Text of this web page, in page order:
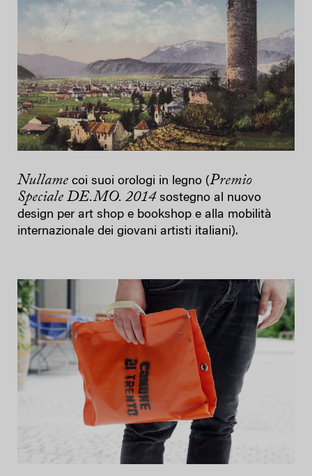
Nullame coi suoi orologi in legno (Premio
Speciale DE.MO. 2014 sostegno al nuovo
design per art shop e bookshop e alla mobilità
internazionale dei giovani artisti italiani).